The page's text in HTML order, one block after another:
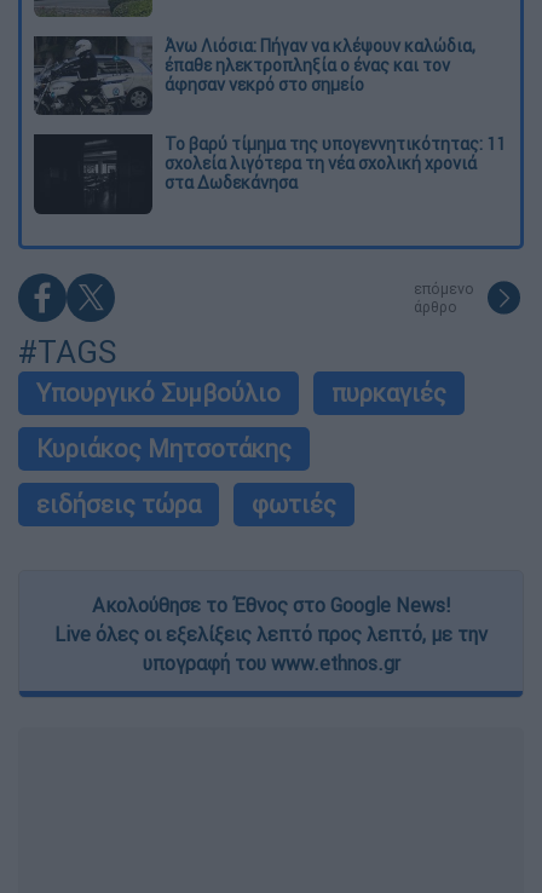
Άνω Λιόσια: Πήγαν να κλέψουν καλώδια,
έπαθε ηλεκτροπληξία ο ένας και τον
άφησαν νεκρό στο σημείο
Το βαρύ τίμημα της υπογεννητικότητας: 11
σχολεία λιγότερα τη νέα σχολική χρονιά
στα Δωδεκάνησα
επόμενο
άρθρο
#TAGS
Υπουργικό Συμβούλιο
πυρκαγιές
Κυριάκος Μητσοτάκης
ειδήσεις τώρα
φωτιές
Ακολούθησε το Έθνος στο Google News!
Live όλες οι εξελίξεις λεπτό προς λεπτό, με την
υπογραφή του www.ethnos.gr